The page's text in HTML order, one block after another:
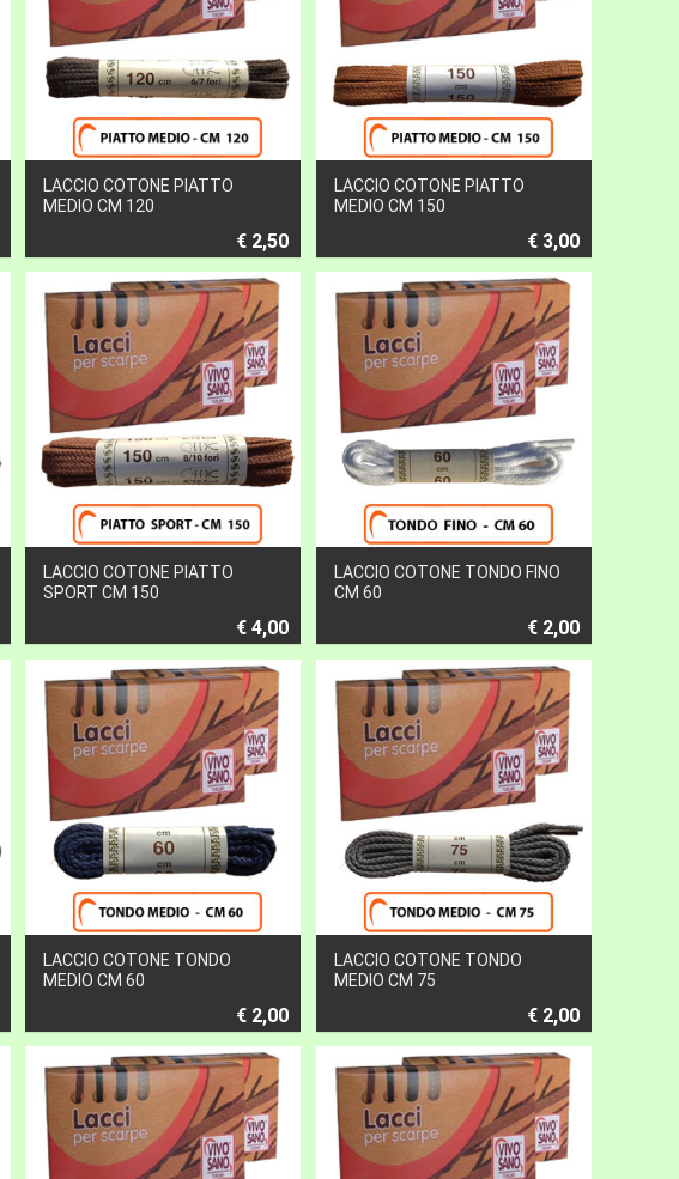
LACCIO COTONE PIATTO
MEDIO CM 120
€ 2,50
LACCIO COTONE PIATTO
MEDIO CM 150
€ 3,00
LACCIO COTONE PIATTO
SPORT CM 150
€ 4,00
LACCIO COTONE TONDO FINO
CM 60
€ 2,00
LACCIO COTONE TONDO
MEDIO CM 60
€ 2,00
LACCIO COTONE TONDO
MEDIO CM 75
€ 2,00